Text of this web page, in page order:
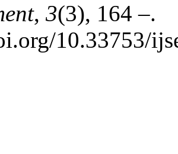
, 3(3), 164 –.
10.33753/